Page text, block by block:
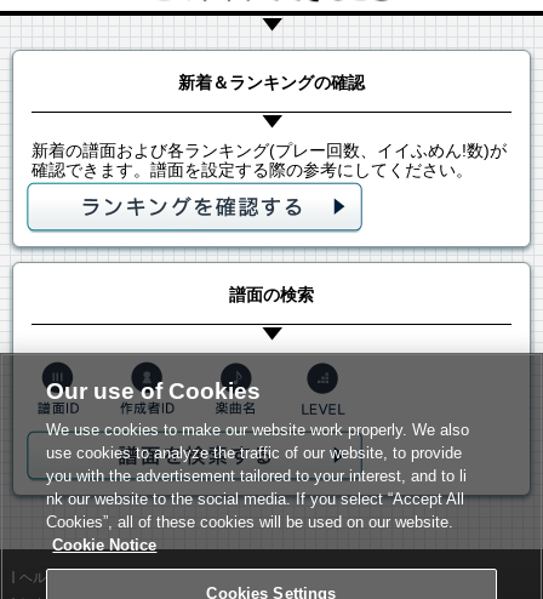
新着＆ランキングの確認
新着の譜面および各ランキング(プレー回数、イイふめん!数)が
確認できます。譜面を設定する際の参考にしてください。
譜面の検索
ヘルプ
Our use of Cookies
We use cookies to make our website work properly. We also
use cookies to analyze the traffic of our website, to provide
you with the advertisement tailored to your interest, and to li
nk our website to the social media. If you select “Accept All
Cookies”, all of these cookies will be used on our website.
Cookie Notice
Cookies Settings